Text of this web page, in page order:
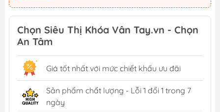
Chọn Siêu Thị Khóa Vân Tay.vn - Chọn
An Tâm
Giá tốt nhất với mức chiết khấu ưu đãi
Sản phẩm chất lượng - Lỗi 1 đổi 1 trong 7
ngày